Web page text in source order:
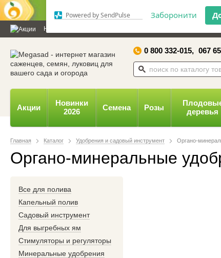
Дозвольте сайту megasad.net
відправляти вам сповіщення на
робочий стіл.
Powered by SendPulse Заборонити
Новости и статьи
0 800 332-015, 067
Акции
Новинки
2026
Семена Розы
деревья
Главная Каталог Удобрения и садовый инструмент Органо-
Органо-минеральные
Все для полива
Капельный полив
Садовый инструмент
Для выгребных ям
Стимуляторы и регуляторы
Минеральные удобрения